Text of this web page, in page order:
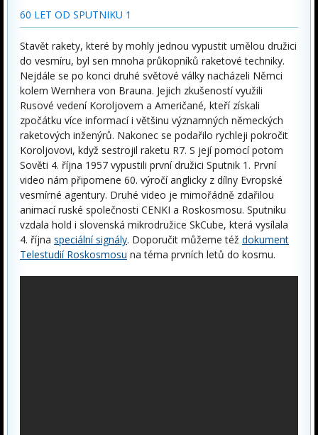
60 LET OD SPUTNIKU 1
Stavět rakety, které by mohly jednou vypustit umělou družici
do vesmíru, byl sen mnoha průkopníků raketové techniky.
Nejdále se po konci druhé světové války nacházeli Němci
kolem Wernhera von Brauna. Jejich zkušeností využili
Rusové vedení Koroljovem a Američané, kteří získali
zpočátku více informací i většinu významných německých
raketových inženýrů. Nakonec se podařilo rychleji pokročit
Koroljovovi, když sestrojil raketu R7. S její pomocí potom
Sověti 4. října 1957 vypustili první družici Sputnik 1. První
video nám připomene 60. výročí anglicky z dílny Evropské
vesmírné agentury. Druhé video je mimořádně zdařilou
animací ruské společnosti CENKI a Roskosmosu. Sputniku
vzdala hold i slovenská mikrodružice SkCube, která vysílala
4. října speciální signály. Doporučit můžeme též dokument
Telestudií Roskosmosu na téma prvních letů do kosmu.